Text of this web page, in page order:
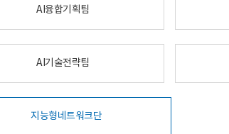
AI융합기획팀
AI기술전략팀
지능형네트워크단